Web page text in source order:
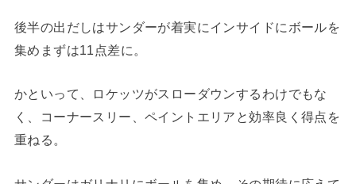
後半の出だしはサンダーが着実にインサイドにボールを
集めまずは11点差に。
かといって、ロケッツがスローダウンするわけでもな
く、コーナースリー、ペイントエリアと効率良く得点を
重ねる。